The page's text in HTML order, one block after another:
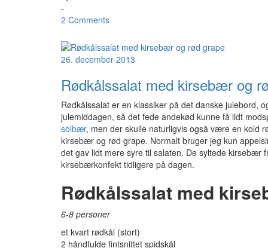
-
2 Comments
26. december 2013
Rødkålssalat med kirsebær og
Rødkålssalat er en klassiker på det danske julebord,
julemiddagen, så det fede andekød kunne få lidt
solbær, men der skulle naturligvis også være en kold
kirsebær og rød grape. Normalt bruger jeg kun
det gav lidt mere syre til salaten. De syltede kirsebær
kirsebærkonfekt tidligere på dagen.
Rødkålssalat med
6-8 personer
et kvart rødkål (stort)
2 håndfulde fintsnittet spidskål